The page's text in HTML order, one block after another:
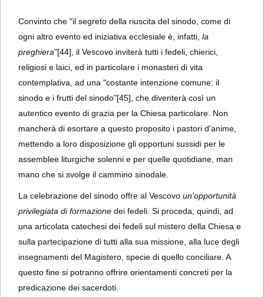
Convinto che "il segreto della riuscita del sinodo, come di
ogni altro evento ed iniziativa ecclesiale è, infatti, la
preghiera"[44], il Vescovo inviterà tutti i fedeli, chierici,
religiosi e laici, ed in particolare i monasteri di vita
contemplativa, ad una "costante intenzione comune: il
sinodo e i frutti del sinodo"[45], che diventerà così un
autentico evento di grazia per la Chiesa particolare. Non
mancherà di esortare a questo proposito i pastori d'anime,
mettendo a loro disposizione gli opportuni sussidi per le
assemblee liturgiche solenni e per quelle quotidiane, man
mano che si svolge il cammino sinodale.
La celebrazione del sinodo offre al Vescovo un'opportunità
privilegiata di formazione dei fedeli. Si proceda, quindi, ad
una articolata catechesi dei fedeli sul mistero della Chiesa e
sulla partecipazione di tutti alla sua missione, alla luce degli
insegnamenti del Magistero, specie di quello conciliare. A
questo fine si potranno offrire orientamenti concreti per la
predicazione dei sacerdoti.